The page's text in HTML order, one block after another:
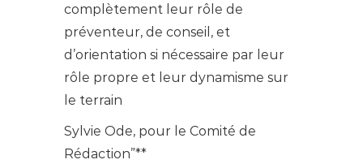
complètement leur rôle de
préventeur, de conseil, et
d’orientation si nécessaire par leur
rôle propre et leur dynamisme sur
le terrain
Sylvie Ode, pour le Comité de
Rédaction”**